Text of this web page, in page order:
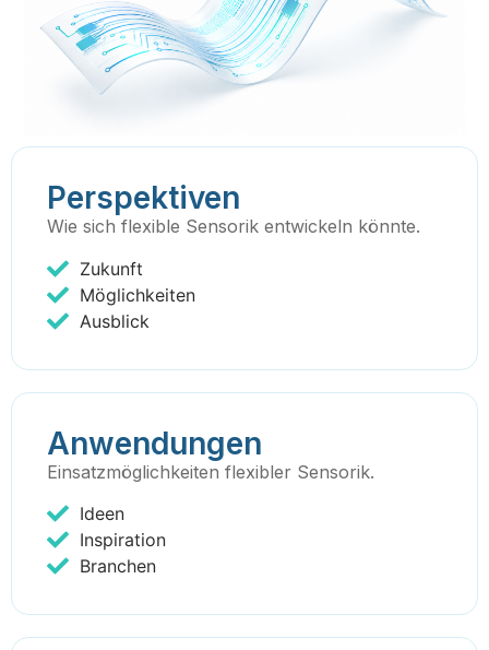
Perspektiven
Wie sich flexible Sensorik entwickeln könnte.
Zukunft
Möglichkeiten
Ausblick
Anwendungen
Einsatzmöglichkeiten flexibler Sensorik.
Ideen
Inspiration
Branchen